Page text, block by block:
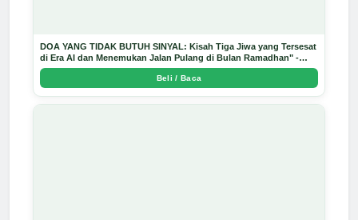
DOA YANG TIDAK BUTUH SINYAL: Kisah Tiga Jiwa yang Tersesat
di Era AI dan Menemukan Jalan Pulang di Bulan Ramadhan" -
Arda Dinata
Beli / Baca